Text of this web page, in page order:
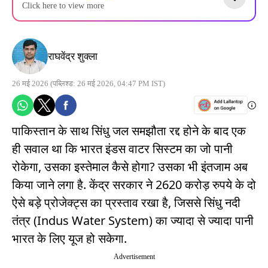
Click here to view more
राघवेंद्र शुक्ला
26 मई 2026 (पब्लिश्ड: 26 मई 2026, 04:47 PM IST)
पाकिस्तान के साथ सिंधु जल समझौता रद्द होने के बाद एक
ही सवाल था कि भारत इंडस वाटर सिस्टम का जो पानी
रोकेगा, उसका इस्तेमाल कैसे होगा? उसका भी इंतजाम अब
किया जाने लगा है. केंद्र सरकार ने 2620 करोड़ रुपये के दो
ऐसे बड़े प्रोजेक्ट्स का प्रस्ताव रखा है, जिससे सिंधु नदी
तंत्र (Indus Water System) का ज्यादा से ज्यादा पानी
भारत के लिए यूज हो सकेगा.
Advertisement